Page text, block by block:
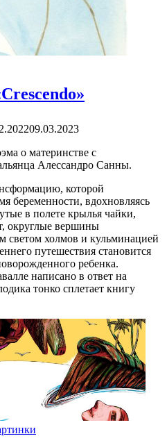
09.03.2023
о материнстве с
Алессандро Санны.
которой
беременности, вдохновляясь
в полете крылья чайки,
округлые вершины
светом холмов и кульминацией
путешествия становится
ребенка.
написано в ответ на
тонко сплетает книгу